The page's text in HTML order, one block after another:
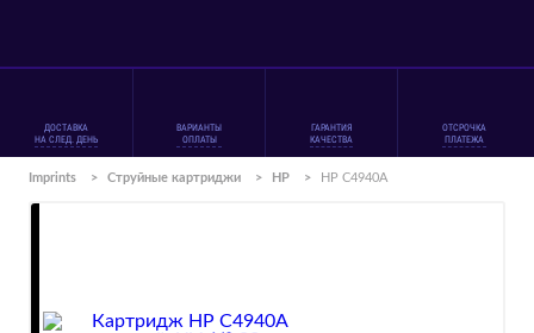
ДОСТАВКА
НА СЛЕД. ДЕНЬ
ВАРИАНТЫ
ОПЛАТЫ
ГАРАНТИЯ
КАЧЕСТВА
ОТСРОЧКА
ПЛАТЕЖА
Imprints > Струйные картриджи > HP > HP C4940A